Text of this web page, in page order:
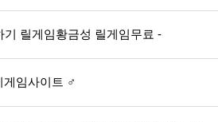
릴게임황금성 릴게임무료 -
임사이트 ♂